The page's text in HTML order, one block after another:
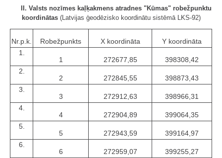
II. Valsts nozīmes kaļķakmens atradnes "Kūmas" robežpunktu
koordinātas(Latvijas ģeodēzisko koordinātu sistēmā LKS-92)
Nr.p.k. Robežpunkts X koordināta
Y koordināta
1.
1
272677,85
398308,42
2.
2
272845,55
398873,43
3.
3
272912,63
398966,31
4.
4
272904,89
399064,35
5.
5
272943,59
399164,97
6.
6
272959,07
399255,27